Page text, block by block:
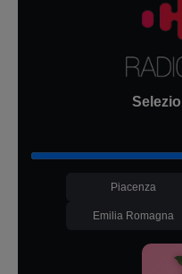
Piacenza
Emilia Romagna